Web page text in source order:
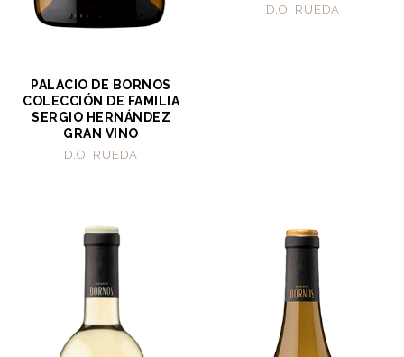
PALACIO DE BORNOS
COLECCIÓN DE FAMILIA
SERGIO HERNÁNDEZ
GRAN VINO
D.O. RUEDA
D.O. RUEDA